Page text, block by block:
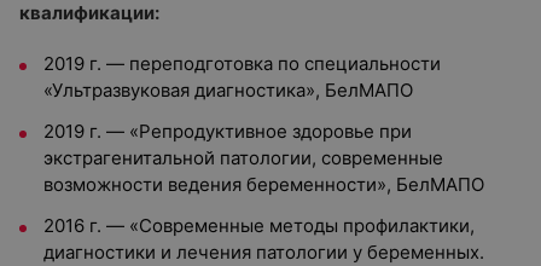
квалификации:
2019 г. — переподготовка по специальности
«Ультразвуковая диагностика», БелМАПО
2019 г. — «Репродуктивное здоровье при
экстрагенитальной патологии, современные
возможности ведения беременности», БелМАПО
2016 г. — «Современные методы профилактики,
диагностики и лечения патологии у беременных.